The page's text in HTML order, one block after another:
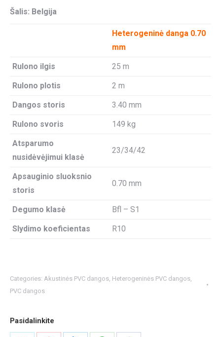
Šalis: Belgija
Heterogeninė danga 0.70
mm
Rulono ilgis 25 m
Rulono plotis 2 m
Dangos storis 3.40 mm
Rulono svoris 149 kg
Atsparumo
nusidėvėjimui klasė
23/34/42
Apsauginio sluoksnio
storis
0.70 mm
Degumo klasė Bfl – S1
Slydimo koeficientas R10
Categories: Akustinės PVC dangos, Heterogeninės PVC dangos,
PVC dangos
Pasidalinkite